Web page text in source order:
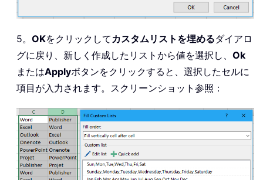
5。 OKをクリックして カスタムリストを埋めるダイアロ
グに戻り、新しく作成したリストから値を選択し、 Ok
またはApplyボタンをクリックすると、選択したセルに
項目が入力されます。スクリーンショット参照：